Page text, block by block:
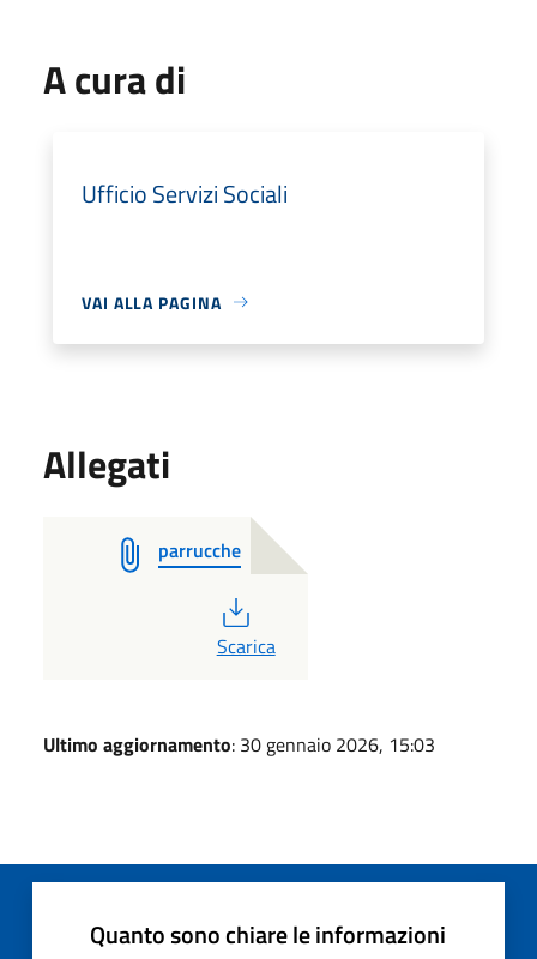
A cura di
Ufficio Servizi Sociali
VAI ALLA PAGINA
Allegati
parrucche
PDF
Scarica
Ultimo aggiornamento: 30 gennaio 2026, 15:03
Quanto sono chiare le informazioni